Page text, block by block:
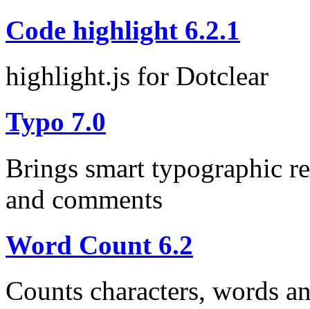
Code highlight 6.2.1
highlight.js for Dotclear
Typo 7.0
Brings smart typographic
and comments
Word Count 6.2
Counts characters, words